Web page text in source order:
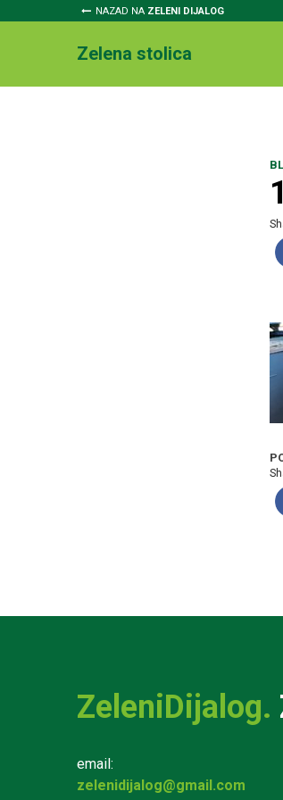
NAZAD NA ZELENI DIJALOG
Zelena stolica
ZeleniDijalog.
email:
zelenidijalog@gmail.com